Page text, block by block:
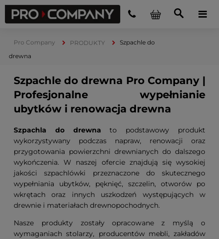
Pro Company PRODUKTY
Szpachle do
drewna
Szpachle do drewna Pro Company |
Profesjonalne wypełnianie
ubytków i renowacja drewna
Szpachla do drewna to podstawowy produkt
wykorzystywany podczas napraw, renowacji oraz
przygotowania powierzchni drewnianych do dalszego
wykończenia. W naszej ofercie znajdują się wysokiej
jakości szpachlówki przeznaczone do skutecznego
wypełniania ubytków, pęknięć, szczelin, otworów po
wkrętach oraz innych uszkodzeń występujących w
drewnie i materiałach drewnopochodnych.
Nasze produkty zostały opracowane z myślą o
wymaganiach stolarzy, producentów mebli, zakładów